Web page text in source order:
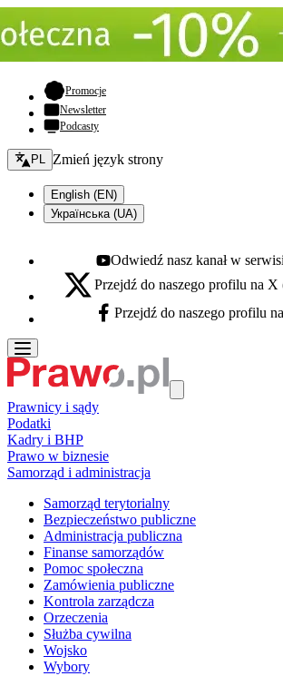
Promocje- otwiera się w nowej karcie
Newsletter
Podcasty
Zmień język - bieżący:
PL Zmień język strony
English (EN)
Українська (UA)
Youtube - otwiera się w nowej karcie
Odwiedź nasz kanał w
X - otwiera się w nowej karcie
Przejdź do naszego profilu na
Facebook - otwiera się w nowej karcie
Przejdź do naszego profilu
Prawnicy i sądy
Podatki
Kadry i BHP
Prawo w biznesie
Samorząd i administracja
Samorząd terytorialny
Bezpieczeństwo publiczne
Administracja publiczna
Finanse samorządów
Pomoc społeczna
Zamówienia publiczne
Kontrola zarządcza
Orzeczenia
Służba cywilna
Wojsko
Wybory